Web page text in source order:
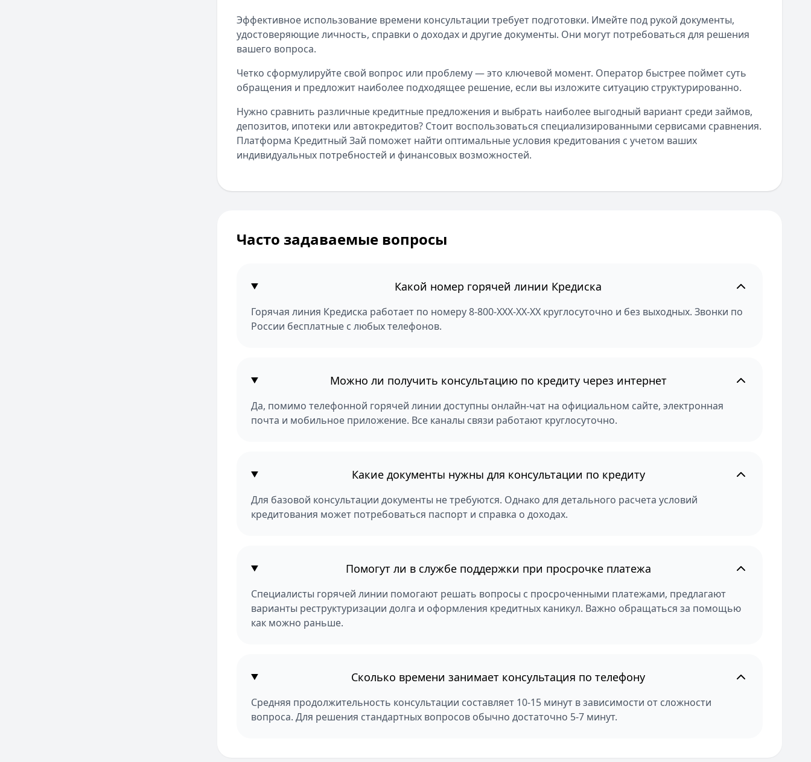
Эффективное использование времени консультации требует подготовки. Имейте под рукой документы,
удостоверяющие личность, справки о доходах и другие документы. Они могут потребоваться для решения
вашего вопроса.
Четко сформулируйте свой вопрос или проблему — это ключевой момент. Оператор быстрее поймет суть
обращения и предложит наиболее подходящее решение, если вы изложите ситуацию структурированно.
Нужно сравнить различные кредитные предложения и выбрать наиболее выгодный вариант среди займов,
депозитов, ипотеки или автокредитов? Стоит воспользоваться специализированными сервисами сравнения.
Платформа Кредитный Зай поможет найти оптимальные условия кредитования с учетом ваших
индивидуальных потребностей и финансовых возможностей.
Часто задаваемые вопросы
Какой номер горячей линии Кредиска
Горячая линия Кредиска работает по номеру 8-800-XXX-XX-XX круглосуточно и без выходных. Звонки по
России бесплатные с любых телефонов.
Можно ли получить консультацию по кредиту через интернет
Да, помимо телефонной горячей линии доступны онлайн-чат на официальном сайте, электронная
почта и мобильное приложение. Все каналы связи работают круглосуточно.
Какие документы нужны для консультации по кредиту
Для базовой консультации документы не требуются. Однако для детального расчета условий
кредитования может потребоваться паспорт и справка о доходах.
Помогут ли в службе поддержки при просрочке платежа
Специалисты горячей линии помогают решать вопросы с просроченными платежами, предлагают
варианты реструктуризации долга и оформления кредитных каникул. Важно обращаться за помощью
как можно раньше.
Сколько времени занимает консультация по телефону
Средняя продолжительность консультации составляет 10-15 минут в зависимости от сложности
вопроса. Для решения стандартных вопросов обычно достаточно 5-7 минут.